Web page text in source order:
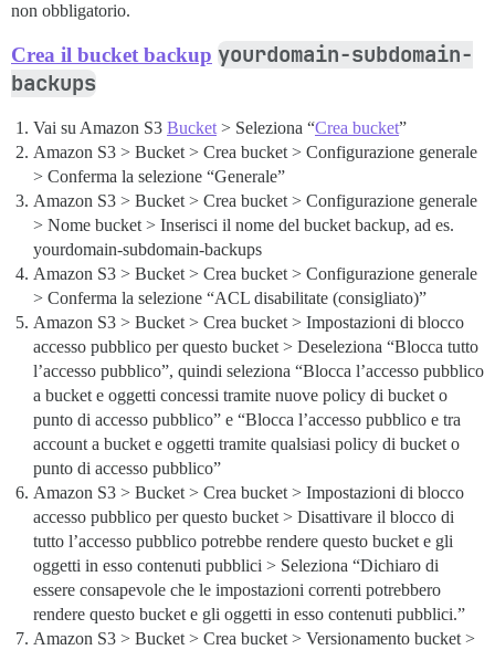
non obbligatorio.
Crea il bucket backup yourdomain-subdomain-
backups
Vai su Amazon S3 Bucket > Seleziona “Crea bucket”
Amazon S3 > Bucket > Crea bucket > Configurazione generale
> Conferma la selezione “Generale”
Amazon S3 > Bucket > Crea bucket > Configurazione generale
> Nome bucket > Inserisci il nome del bucket backup, ad es.
yourdomain-subdomain-backups
Amazon S3 > Bucket > Crea bucket > Configurazione generale
> Conferma la selezione “ACL disabilitate (consigliato)”
Amazon S3 > Bucket > Crea bucket > Impostazioni di blocco
accesso pubblico per questo bucket > Deseleziona “Blocca tutto
l’accesso pubblico”, quindi seleziona “Blocca l’accesso pubblico
a bucket e oggetti concessi tramite nuove policy di bucket o
punto di accesso pubblico” e “Blocca l’accesso pubblico e tra
account a bucket e oggetti tramite qualsiasi policy di bucket o
punto di accesso pubblico”
Amazon S3 > Bucket > Crea bucket > Impostazioni di blocco
accesso pubblico per questo bucket > Disattivare il blocco di
tutto l’accesso pubblico potrebbe rendere questo bucket e gli
oggetti in esso contenuti pubblici > Seleziona “Dichiaro di
essere consapevole che le impostazioni correnti potrebbero
rendere questo bucket e gli oggetti in esso contenuti pubblici.”
Amazon S3 > Bucket > Crea bucket > Versionamento bucket >